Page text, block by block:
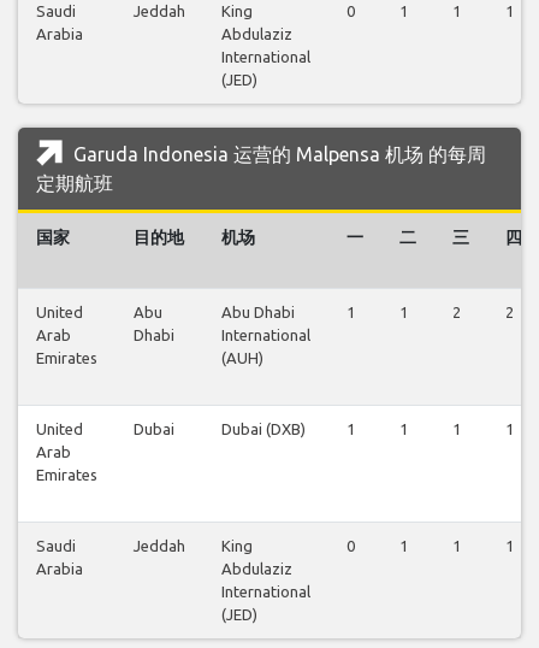
Saudi
Arabia
Jeddah
King
Abdulaziz
International
(JED)
0 1 1 1
Garuda Indonesia 运营的 Malpensa 机场 的每周
定期航班
国家 目的地 机场 一 二 三 四
United
Arab
Emirates
Abu
Dhabi
Abu Dhabi
International
(AUH)
1 1 2 2
United
Arab
Emirates
Dubai Dubai (DXB) 1 1 1 1
Saudi
Arabia
Jeddah
King
Abdulaziz
International
(JED)
0 1 1 1